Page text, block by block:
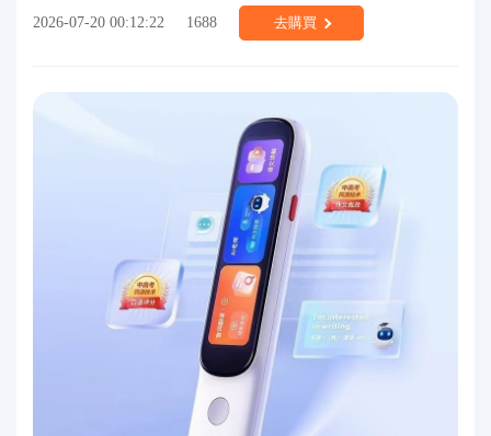
2026-07-20 00:12:22 1688 去購買